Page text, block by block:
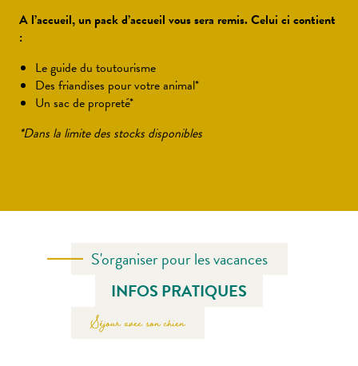
A l’accueil, un pack d’accueil vous sera remis. Celui ci contient
:
Le guide du toutourisme
Des friandises pour votre animal*
Un sac de propreté*
*Dans la limite des stocks disponibles
S'organiser pour les vacances
INFOS PRATIQUES
Séjour avec son chien